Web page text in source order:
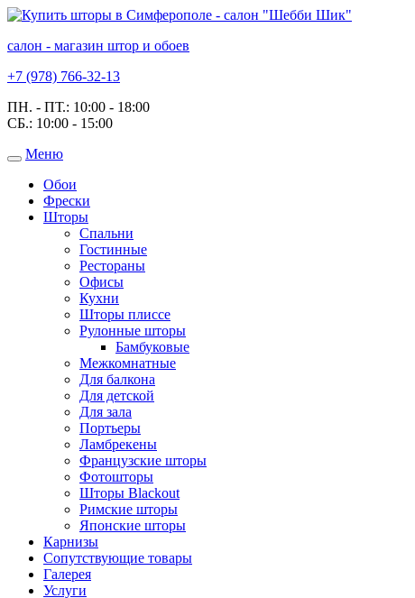
салон - магазин штор и обоев
+7 (978) 766-32-13
ПН. - ПТ.: 10:00 - 18:00
СБ.: 10:00 - 15:00
Toggle
navigation
Меню
Обои
Фрески
Шторы
Спальни
Гостинные
Рестораны
Офисы
Кухни
Шторы плиссе
Рулонные шторы
Бамбуковые
Межкомнатные
Для балкона
Для детской
Для зала
Портьеры
Ламбрекены
Французские шторы
Фотошторы
Шторы Blackout
Римские шторы
Японские шторы
Карнизы
Сопутствующие товары
Галерея
Услуги